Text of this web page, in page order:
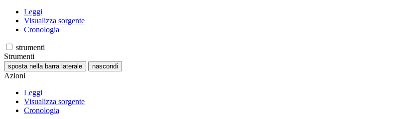
Leggi
Visualizza sorgente
Cronologia
strumenti
Strumenti
sposta nella barra laterale nascondi
Azioni
Leggi
Visualizza sorgente
Cronologia